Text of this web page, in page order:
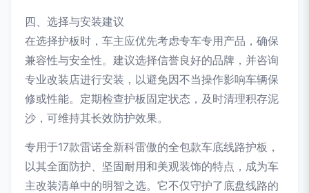
四、选择与安装建议
在选择护板时，车主应优先考虑专车专用产品，确保
兼容性与安全性。建议选择信誉良好的品牌，并咨询
专业改装店进行安装，以避免因不当操作影响车辆保
修或性能。定期检查护板固定状态，及时清理积存泥
沙，可维持其长效防护效果。
专用于17款雷诺全新科雷傲的全包款车底线路护板，
以其全面防护、坚固耐用和美观装饰的特点，成为车
主改装清单中的明智之选。它不仅守护了底盘线路的